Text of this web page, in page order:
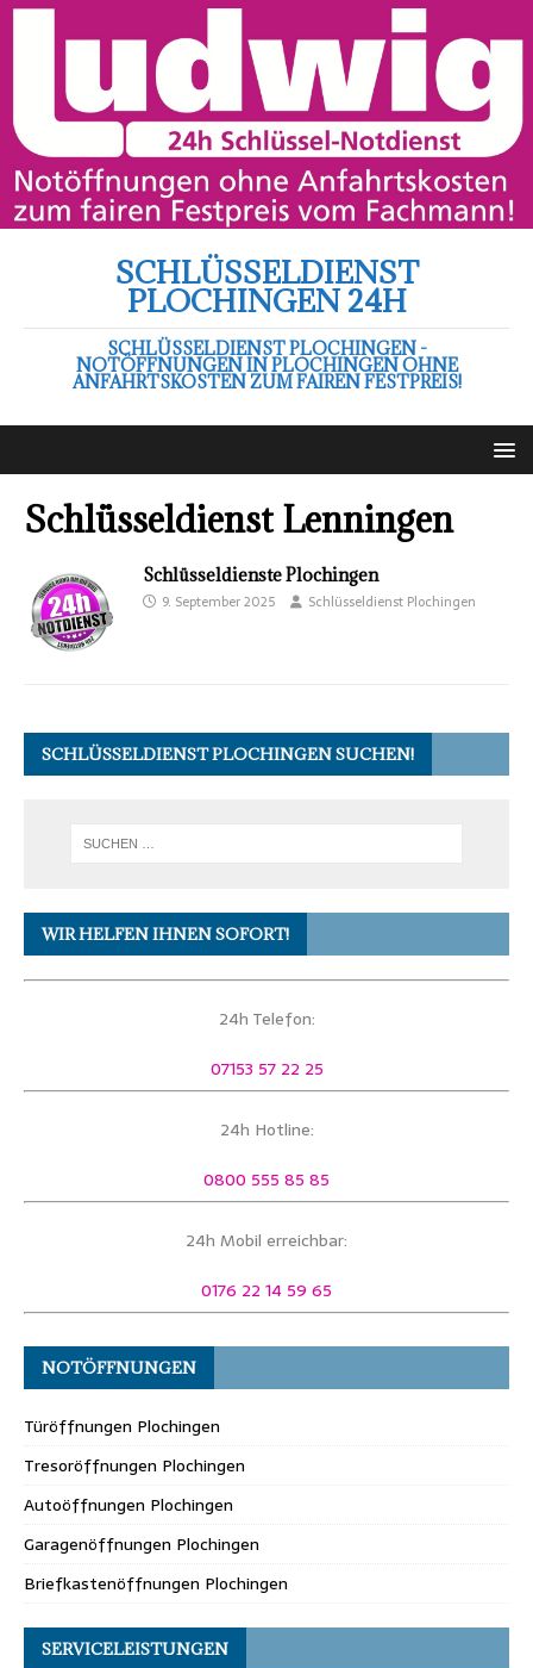
SCHLÜSSELDIENST
PLOCHINGEN 24H
SCHLÜSSELDIENST PLOCHINGEN -
NOTÖFFNUNGEN IN PLOCHINGEN OHNE
ANFAHRTSKOSTEN ZUM FAIREN FESTPREIS!
Schlüsseldienst Lenningen
Schlüsseldienste Plochingen
9. September 2025 Schlüsseldienst Plochingen
SCHLÜSSELDIENST PLOCHINGEN SUCHEN!
WIR HELFEN IHNEN SOFORT!
24h Telefon:
07153 57 22 25
24h Hotline:
0800 555 85 85
24h Mobil erreichbar:
0176 22 14 59 65
NOTÖFFNUNGEN
Türöffnungen Plochingen
Tresoröffnungen Plochingen
Autoöffnungen Plochingen
Garagenöffnungen Plochingen
Briefkastenöffnungen Plochingen
SERVICELEISTUNGEN